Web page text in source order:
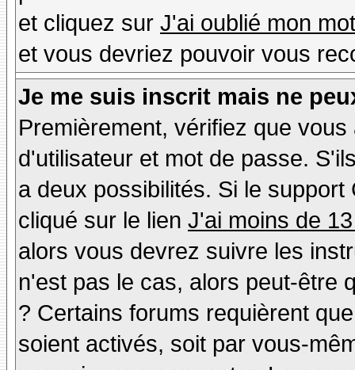
et cliquez sur J'ai oublié mon
et vous devriez pouvoir vous
Je me suis inscrit mais ne
Premièrement, vérifiez que
d'utilisateur et mot de passe.
a deux possibilités. Si le
cliqué sur le lien J'ai moins de
alors vous devrez suivre les
n'est pas le cas, alors peut-être
? Certains forums requièrent
soient activés, soit par vous-